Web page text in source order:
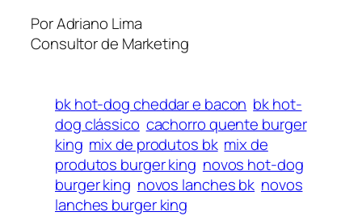
Por Adriano Lima
Consultor de Marketing
bk hot-dog cheddar e bacon bk hot-
dog clássico cachorro quente burger
king mix de produtos bk mix de
produtos burger king novos hot-dog
burger king novos lanches bk novos
lanches burger king